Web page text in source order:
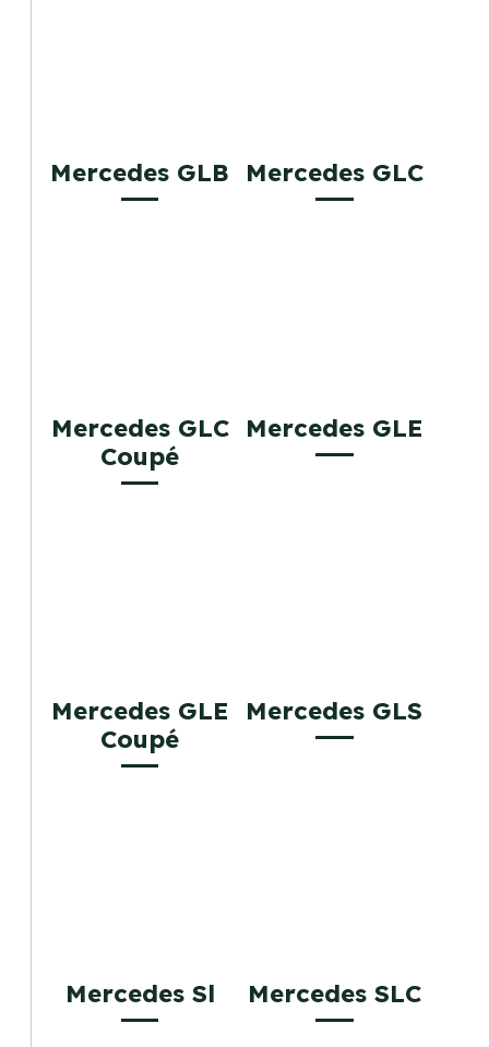
Mercedes GLB Mercedes GLC
Mercedes GLC
Coupé
Mercedes GLE
Mercedes GLE
Coupé
Mercedes GLS
Mercedes Sl Mercedes SLC